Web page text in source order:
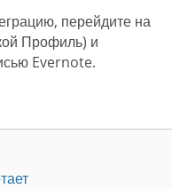
перейдите на
Профиль) и
Evernote.